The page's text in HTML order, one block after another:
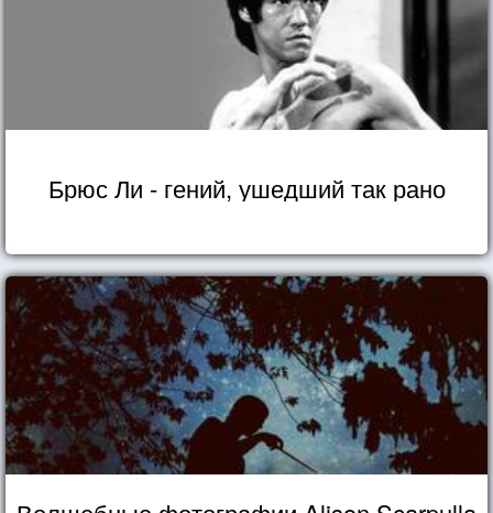
Брюс Ли - гений, ушедший так рано